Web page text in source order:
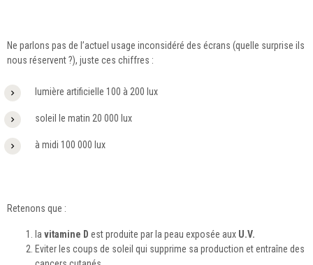
Ne parlons pas de l’actuel usage inconsidéré des écrans (quelle surprise ils
nous réservent ?), juste ces chiffres :
lumière artificielle 100 à 200 lux
soleil le matin 20 000 lux
à midi 100 000 lux
Retenons que :
la vitamine D est produite par la peau exposée aux U.V.
Eviter les coups de soleil qui supprime sa production et entraîne des